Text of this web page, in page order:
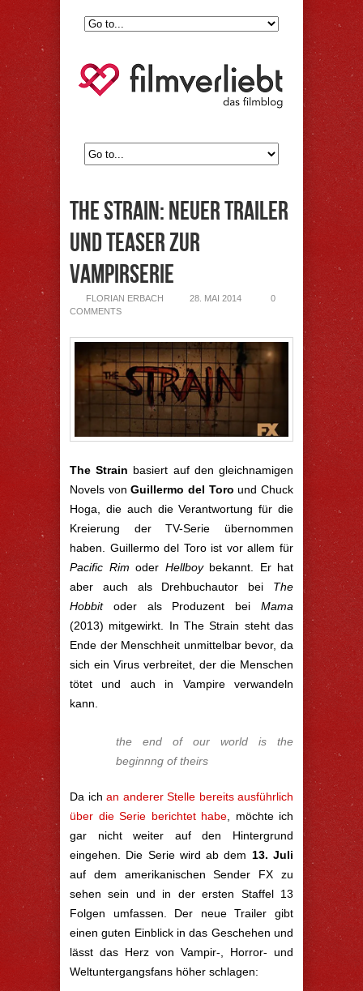
The Strain: Neuer Trailer
und Teaser zur
Vampirserie
FLORIAN ERBACH 28. MAI 2014
0
COMMENTS
The Strain basiert auf den gleichnamigen
Novels vonGuillermo del Toro und Chuck
Hoga, die auch die Verantwortung für die
Kreierung der TV-Serie übernommen
haben. Guillermo del Toro ist vor allem für
Pacific Rim oder Hellboybekannt. Er hat
aber auch als Drehbuchautor bei The
Hobbitoder als Produzent bei Mama
(2013) mitgewirkt. In The Strain steht das
Ende der Menschheit unmittelbar bevor, da
sich ein Virus verbreitet, der die Menschen
tötet und auch in Vampire verwandeln
kann.
the end of our world is the
beginnng of theirs
Da ich an anderer Stelle bereits ausführlich
über die Serie berichtet habe , möchte ich
gar nicht weiter auf den Hintergrund
eingehen. Die Serie wird ab dem 13. Juli
auf dem amerikanischen Sender FX zu
sehen sein und in der ersten Staffel 13
Folgen umfassen. Der neue Trailer gibt
einen guten Einblick in das Geschehen und
lässt das Herz von Vampir-, Horror- und
Weltuntergangsfans höher schlagen: